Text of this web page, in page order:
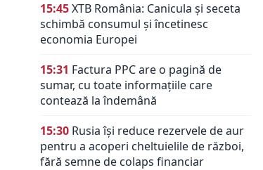
15:45XTB România: Canicula și seceta
schimbă consumul și încetinesc
economia Europei
15:31 Factura PPC are o pagină de
sumar, cu toate informațiile care
contează la îndemână
15:30 Rusia își reduce rezervele de aur
pentru a acoperi cheltuielile de război,
fără semne de colaps financiar